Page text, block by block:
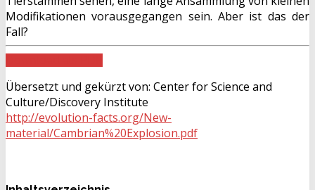
Modifikationen vorausgegangen sein. Aber ist das der
Fall?
Übersetzt und gekürzt von: Center for Science and
Culture/Discovery Institute
http://evolution-facts.org/New-
material/Cambrian%20Explosion.pdf